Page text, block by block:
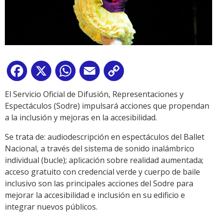
Facebook
X WhatsApp
Email
Link
El Servicio Oficial de Difusión, Representaciones y
Espectáculos (Sodre) impulsará acciones que propendan
a la inclusión y mejoras en la accesibilidad.
Se trata de: audiodescripción en espectáculos del Ballet
Nacional, a través del sistema de sonido inalámbrico
individual (bucle); aplicación sobre realidad aumentada;
acceso gratuito con credencial verde y cuerpo de baile
inclusivo son las principales acciones del Sodre para
mejorar la accesibilidad e inclusión en su edificio e
integrar nuevos públicos.